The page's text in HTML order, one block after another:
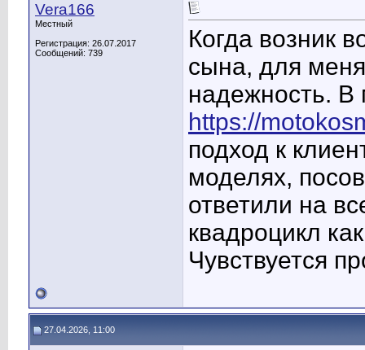
Vera166
Местный
Регистрация: 26.07.2017
Сообщений: 739
Когда возник
сына, для
надежность. В
https://
подход к
моделях,
ответили на
квадроцикл
Чувствуется
27.04.2026, 11:00